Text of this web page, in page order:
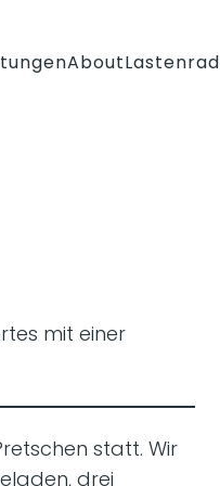
AboutLastenrad
mit einer
statt. Wir
drei